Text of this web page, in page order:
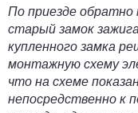
По приезде обратно
старый замок
купленного замка
монтажную схему
что на схеме
непосредственно к